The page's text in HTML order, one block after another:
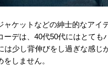
ャケットなどの紳士的なアイ
ーデは、40代50代にはとても
は少し背伸びをし過ぎな感じ
をしません。